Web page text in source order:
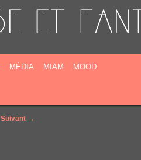
MÉDIA MIAM MOOD
Suivant →